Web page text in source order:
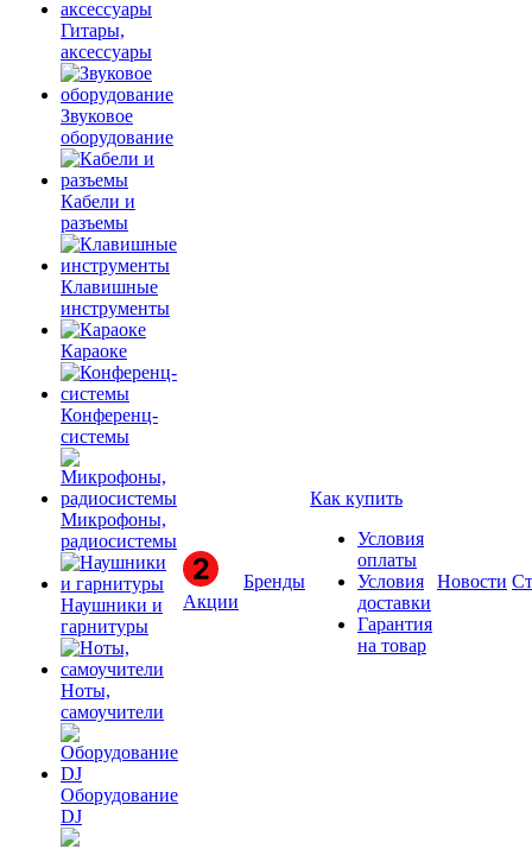
Гитары,
аксессуары
Звуковое
оборудование
Кабели и
разъемы
Клавишные
инструменты
Караоке
Конференц-
системы
Микрофоны,
радиосистемы
Наушники и
гарнитуры
Ноты,
самоучители
Оборудование
DJ
Акции
Бренды
Как купить
Условия
оплаты
Условия
доставки
Гарантия
на товар
Новости